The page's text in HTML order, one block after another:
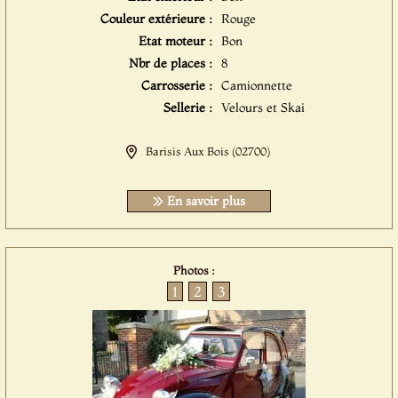
Couleur extérieure : Rouge
Etat moteur : Bon
Nbr de places : 8
Carrosserie : Camionnette
Sellerie : Velours et Skai
Barisis Aux Bois (02700)
En savoir plus
Photos :
1 2 3